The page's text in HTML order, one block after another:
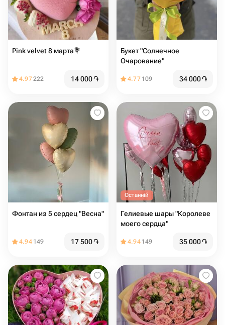
Pink velvet 8 марта💐
4.97222 14 000֏
Букет "Солнечное
Очарование"
4.77 109 34 000֏
Фонтан из 5 сердец "Весна"
4.94 149 17 500֏
Останній
Гелиевые шары "Королеве
моего сердца"
4.94 149 35 000֏